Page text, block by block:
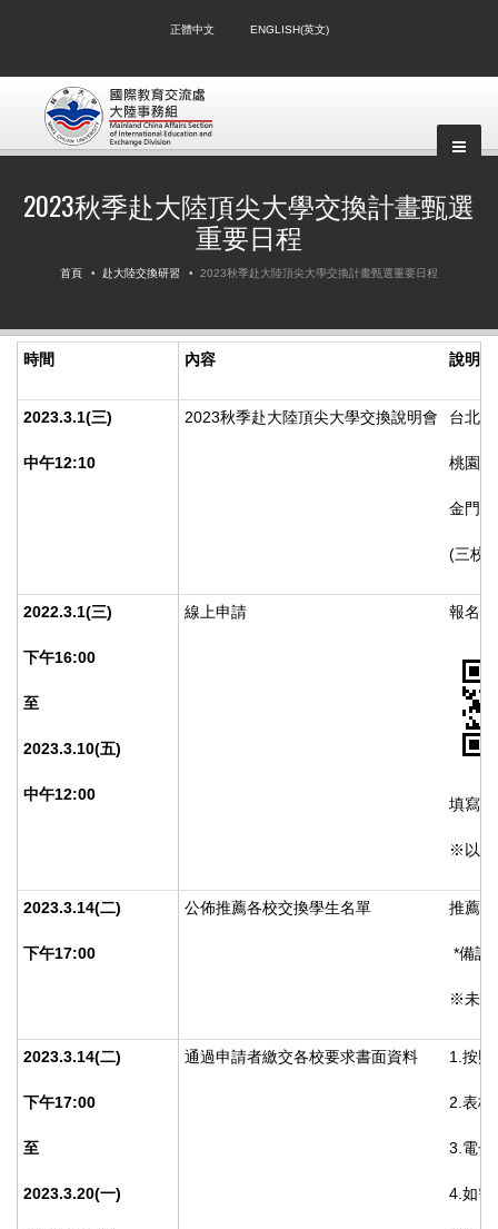
正體中文 ENGLISH(英文)
▼
2023秋季赴大陸頂尖大學交換計畫甄選
重要日程
首頁 赴大陸交換研習 2023秋季赴大陸頂尖大學交換計畫甄選重要日程
內容 說明
2023秋季赴大陸頂尖大學交換說明會 台北
桃園
金門
(三校
線上申請 報名
填寫
※以上
公佈推薦各校交換學生名單 推薦
*備註
※未提
通過申請者繳交各校要求書面資料 1.按照
2.表格
3.電子
4.如需
時間
2023.3.1(三)
中午12:10
2022.3.1(三)
下午16:00
至
2023.3.10(五)
中午12:00
2023.3.14(二)
下午17:00
2023.3.14(二)
下午17:00
至
2023.3.20(一)